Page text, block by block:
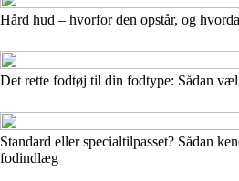
Hård hud – hvorfor den opstår, og
Det rette fodtøj til din fodtype: Sådan
Standard eller specialtilpasset? Sådan
fodindlæg